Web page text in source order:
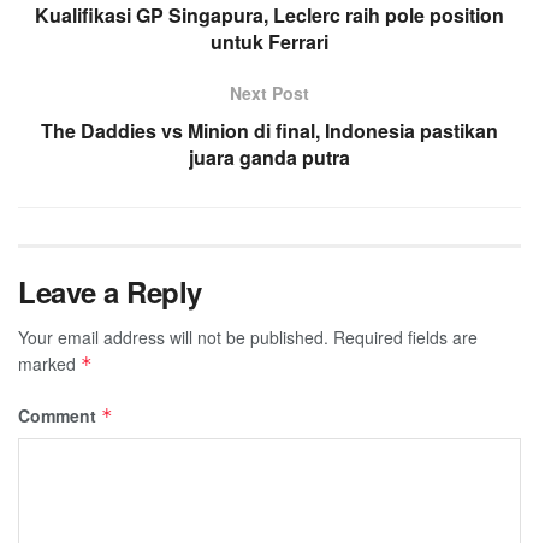
Kualifikasi GP Singapura, Leclerc raih pole position
untuk Ferrari
Next Post
The Daddies vs Minion di final, Indonesia pastikan
juara ganda putra
Leave a Reply
Your email address will not be published. Required fields are
marked *
Comment *